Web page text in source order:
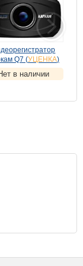
Q7 (УЦЕНКА)
в наличии